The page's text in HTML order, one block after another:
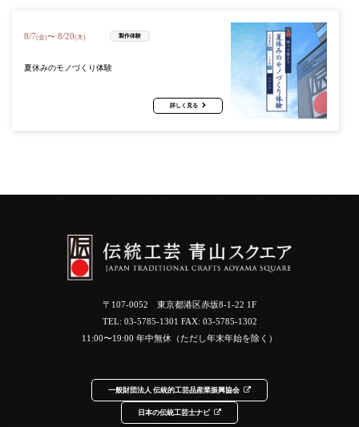
8/7(金)〜 8/20(木) 製作体験
夏休みのモノづくり体験
詳しく見る
〒107-0052 東京都港区赤坂8-1-22 1F
TEL: 03-5785-1301 FAX: 03-5785-1302
11:00〜19:00 年中無休（ただし年末年始を除く）
一般財団法人 伝統的工芸品産業振興協会
日本の伝統工芸士ナビ